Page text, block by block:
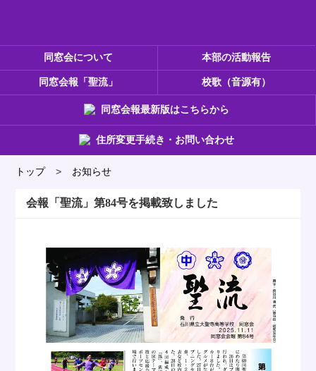
同窓会について 本部の活動報告
同窓会報「聖流」 校歌（音源有）
同窓会報最新版はこちらから
住所変更手続き・お問い合わせ
トップ > お知らせ
会報「聖流」第84号を掲載致しました